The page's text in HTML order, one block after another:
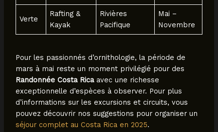
Verte
Rafting &
Kayak
Rivières
Pacifique
Mai –
Novembre
Pour les passionnés d’ornithologie, la période de
mars à mai reste un moment privilégié pour des
Randonnée Costa Ricaavec une richesse
exceptionnelle d’espèces à observer. Pour plus
d’informations sur les excursions et circuits, vous
pouvez découvrir nos suggestions pour organiser un
séjour complet au Costa Rica en 2025.